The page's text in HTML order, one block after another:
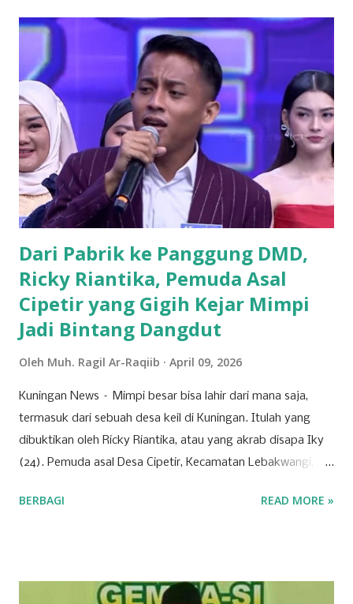
tersebut. Drs. H. Ujang Kosasih, Ketua PKB Kuningan,
menyebut PKB saat ini adalah wadah bagi seluruh warga
negara tanpa melihat latar belakang organisasi maupun
agama. Fenomena menarik perhatian adalah bergabungnya
sejumlah nama besar dari kalangan aktivis muda, seperti
Sadam Husain. Ada anak muda dari kalangan
Muhammadiyah, NU, hingga mantan aktivis dari organisasi
mahasiswa seperti, PMII dan GMNI yang ikut merapat.
“Alhamdulillah di Muscab kali ini dalam rangka menyusun
struktur DPC ke depan 202...
Dari Pabrik ke Panggung DMD,
Ricky Riantika, Pemuda Asal
Cipetir yang Gigih Kejar Mimpi
Jadi Bintang Dangdut
Oleh Muh. Ragil Ar-Raqiib April 09, 2026
Kuningan News – Mimpi besar bisa lahir dari mana saja,
termasuk dari sebuah desa keil di Kuningan. Itulah yang
dibuktikan oleh Ricky Riantika, atau yang akrab disapa Iky
(24). Pemuda asal Desa Cipetir, Kecamatan Lebakwangi, ini
ketatnya persaingan di dunia hiburan nasional. Nama Iky
28 Maret 2026 lalu, Ikyy memberanikan diri untuk tampil
BERBAGI READ MORE »